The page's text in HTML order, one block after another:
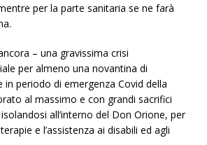
per la parte sanitaria se ne farà
– una gravissima crisi
per almeno una novantina di
in periodo di emergenza Covid della
al massimo e con grandi sacrifici
all’interno del Don Orione, per
e l’assistenza ai disabili ed agli